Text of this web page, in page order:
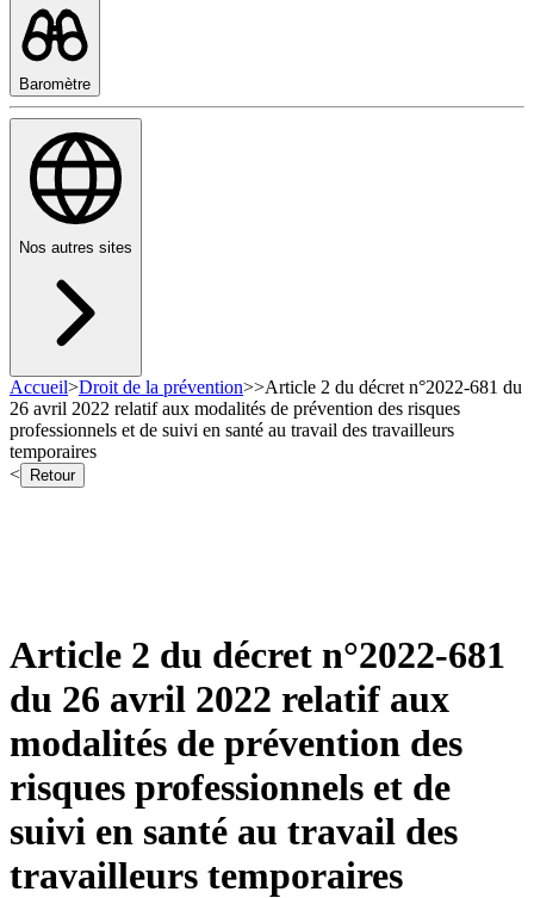
Baromètre
Nos autres sites
Accueil>Droit de la prévention>>Article 2 du décret n°2022-681 du
26 avril 2022 relatif aux modalités de prévention des risques
professionnels et de suivi en santé au travail des travailleurs
temporaires
<
Retour
Article 2 du décret n°2022-681
du 26 avril 2022 relatif aux
modalités de prévention des
risques professionnels et de
suivi en santé au travail des
travailleurs temporaires